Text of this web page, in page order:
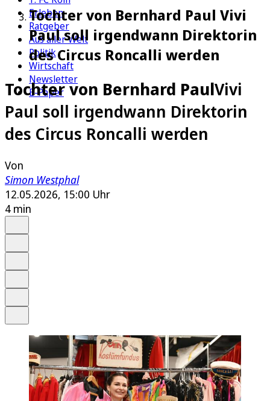
Erleben
Ratgeber
Aus aller Welt
Politik
Wirtschaft
Newsletter
E-Paper
Tochter von Bernhard Paul Vivi
Paul soll irgendwann Direktorin
des Circus Roncalli werden
Tochter von Bernhard PaulVivi
Paul soll irgendwann Direktorin
des Circus Roncalli werden
Von
Simon Westphal
12.05.2026, 15:00 Uhr
4 min